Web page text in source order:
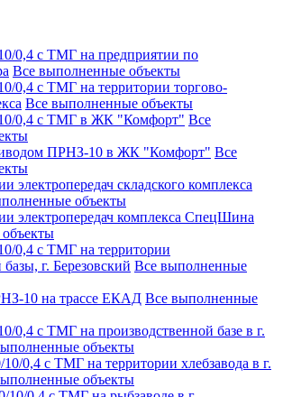
0,4 с ТМГ на предприятии по
Все выполненные объекты
с ТМГ на территории торгово-
Все выполненные объекты
0,4 с ТМГ в ЖК "Комфорт" Все
ПРНЗ-10 в ЖК "Комфорт" Все
складского комплекса
объекты
электропередач комплекса СпецШина
0,4 с ТМГ на территории
г. Березовский Все выполненные
10 на трассе ЕКАД Все выполненные
с ТМГ на производственной базе в г.
объекты
0,4 с ТМГ на территории хлебзавода в г.
объекты